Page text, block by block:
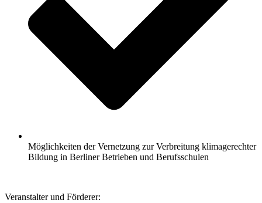
Möglichkeiten der Vernetzung zur Verbreitung klimagerechter
Bildung in Berliner Betrieben und Berufsschulen
Veranstalter und Förderer: